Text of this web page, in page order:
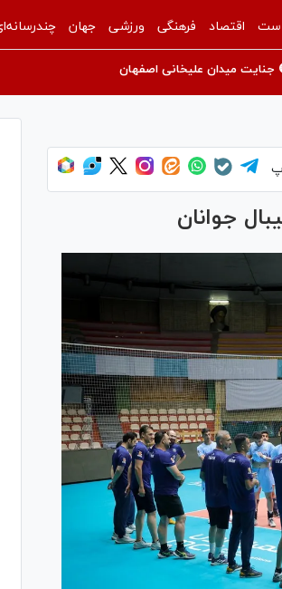
اقتصاد فرهنگی ورزشی جهان
جنایت میدان علیخانی اصفهان